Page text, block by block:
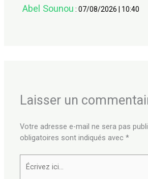
Abel Sounou :07/08/2026 10:40
Laisser un
Votre adresse e-mail ne sera pas
obligatoires sont indiqués avec*
Écrivez
ici…